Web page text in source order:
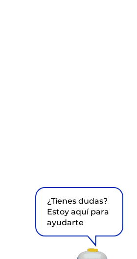
¿Tienes dudas?
Estoy aquí para
ayudarte